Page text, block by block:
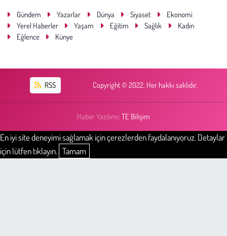
Gündem Yazarlar Dünya Siyaset
Ekonomi
Yerel Haberler
Yaşam Eğitim Sağlık
Kadın
Eğlence
Künye
RSS Copyright © 2022. Her hakkı saklıdır.
Haber Yazılımı: TE Bilişim
En iyi site deneyimi sağlamak için çerezlerden faydalanıyoruz. Detaylar
için lütfen tıklayın. Tamam